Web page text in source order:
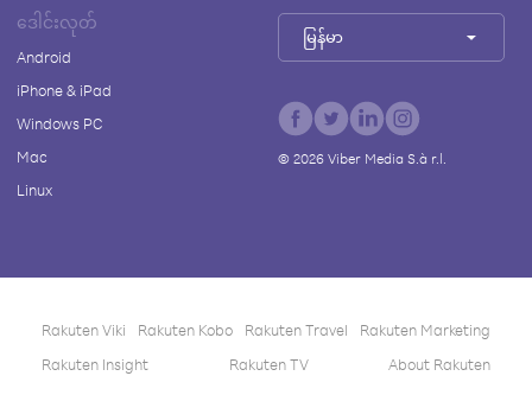
ဒေါင်းလုတ်
Android
iPhone & iPad
Windows PC
Mac
Linux
မြန်မာ
© 2026Viber Media S.à r.l.
Rakuten Viki Rakuten Kobo Rakuten Travel
Rakuten Marketing
Rakuten Insight
Rakuten TV About Rakuten